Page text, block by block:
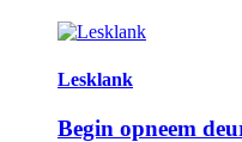
Lesklank
Begin opneem